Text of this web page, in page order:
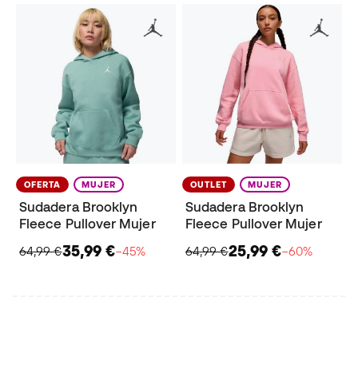
OFERTA MUJER
Sudadera Brooklyn
Fleece Pullover Mujer
64,99 €35,99 €−45%
OUTLET MUJER
Sudadera Brooklyn
Fleece Pullover Mujer
64,99 €25,99 €−60%